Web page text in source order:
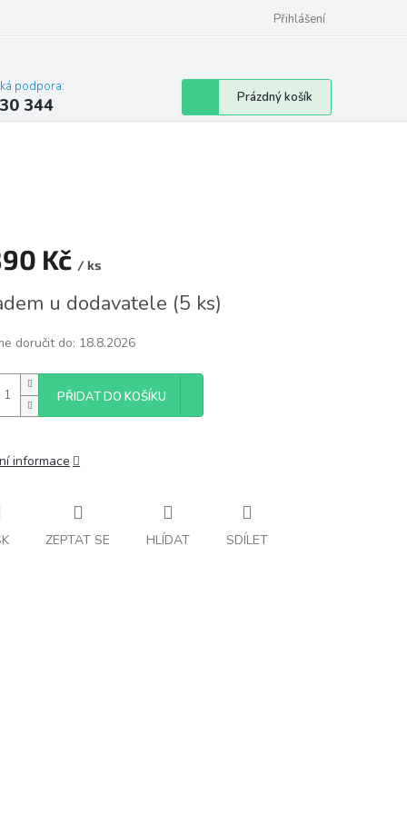
Přihlášení
podpora:
344
Nákupní
košík
Prázdný košík
Kč / ks
u dodavatele (5 ks)
doručit do: 18.8.2026
PŘIDAT DO KOŠÍKU
informace
ZEPTAT SE HLÍDAT SDÍLET